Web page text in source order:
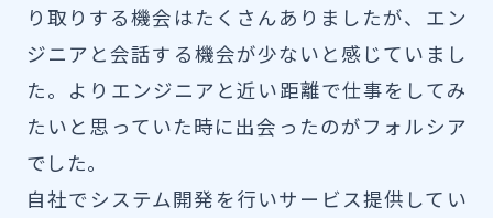
り取りする機会はたくさんありましたが、エン
ジニアと会話する機会が少ないと感じていまし
た。よりエンジニアと近い距離で仕事をしてみ
たいと思っていた時に出会ったのがフォルシア
でした。
自社でシステム開発を行いサービス提供してい